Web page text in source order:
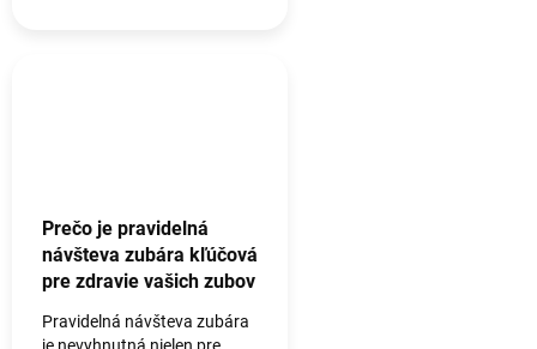
Prečo je pravidelná
návšteva zubára kľúčová
pre zdravie vašich zubov
Pravidelná návšteva zubára